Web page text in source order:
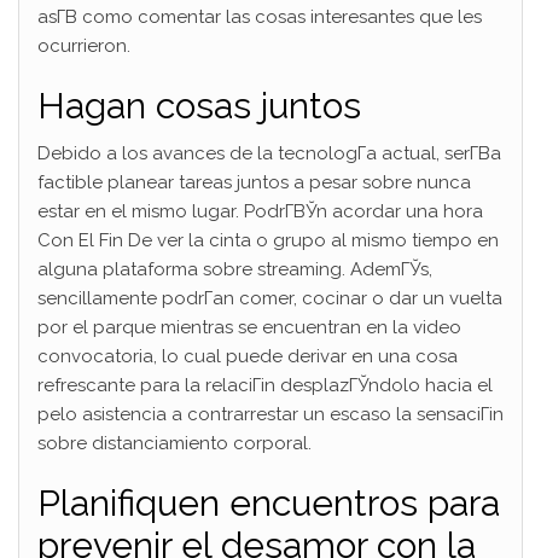
asГ­В­ como comentar las cosas interesantes que les
ocurrieron.
Hagan cosas juntos
Debido a los avances de la tecnologГ­a actual, serГ­В­a
factible planear tareas juntos a pesar sobre nunca
estar en el mismo lugar. PodrГ­ВЎn acordar una hora
Con El Fin De ver la cinta o grupo al mismo tiempo en
alguna plataforma sobre streaming. AdemГЎs,
sencillamente podrГ­an comer, cocinar o dar un vuelta
por el parque mientras se encuentran en la video
convocatoria, lo cual puede derivar en una cosa
refrescante para la relaciГіn desplazГЎndolo hacia el
pelo asistencia a contrarrestar un escaso la sensaciГіn
sobre distanciamiento corporal.
Planifiquen encuentros para
prevenir el desamor con la